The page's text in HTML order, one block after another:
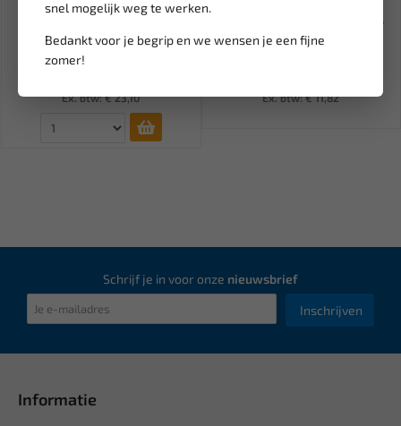
snel mogelijk weg te werken.
Bedankt voor je begrip en we wensen je een fijne
zomer!
SATRA Veerspanner /
binnenveerspanner S-CSC
Ex. btw: € 23,10
FORCE Oliefilter dop 110 mm,
15-kant 63110115
Ex. btw: € 11,82
Schrijf je in voor onze nieuwsbrief
Inschrijven
Informatie